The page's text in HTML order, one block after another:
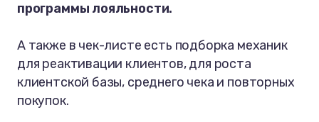
программы лояльности.
А также в чек-листе есть подборка механик
для реактивации клиентов, для роста
клиентской базы, среднего чека и повторных
покупок.